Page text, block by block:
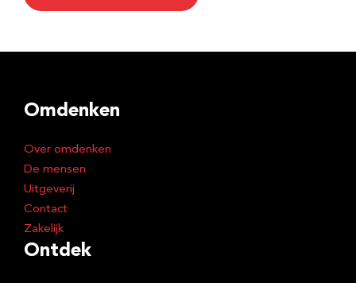
Omdenken
Over omdenken
De mensen
Uitgeverij
Contact
Zakelijk
Ontdek